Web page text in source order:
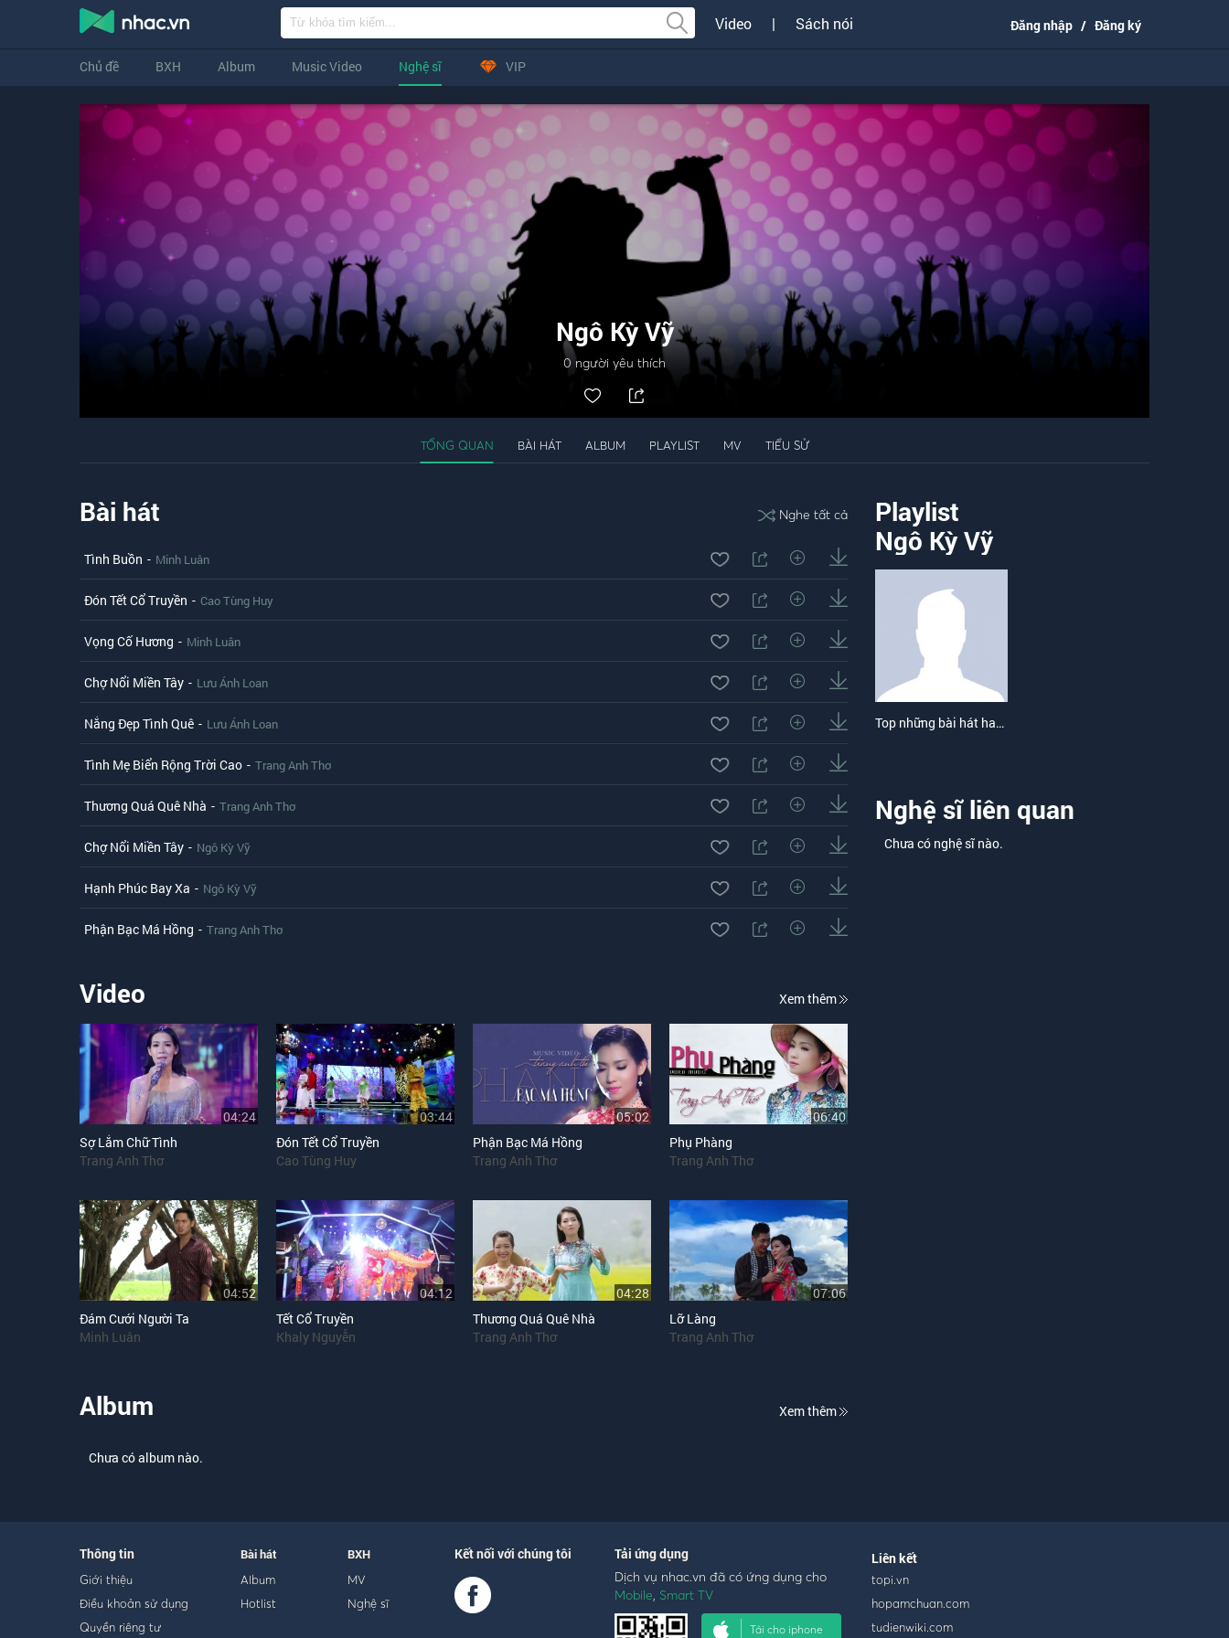
Video | Sách nói Đăng nhập / Đăng ký
Chủ đề BXH Album Music Video Nghệ sĩ VIP
Ngô Kỳ Vỹ
0 người yêu thích
TỔNG QUAN BÀI HÁT ALBUM PLAYLIST MV TIỂU SỬ
Bài hát Nghe tất cả
Tình Buồn - Minh Luân
Đón Tết Cổ Truyền - Cao Tùng Huy
Vọng Cố Hương - Minh Luân
Chợ Nổi Miền Tây - Lưu Ánh Loan
Nắng Đẹp Tình Quê - Lưu Ánh Loan
Tình Mẹ Biển Rộng Trời Cao - Trang Anh Thơ
Thương Quá Quê Nhà - Trang Anh Thơ
Chợ Nổi Miền Tây - Ngô Kỳ Vỹ
Hạnh Phúc Bay Xa - Ngô Kỳ Vỹ
Phận Bạc Má Hồng - Trang Anh Thơ
Video Xem thêm
04:24
Sợ Lắm Chữ Tình
Trang Anh Thơ
03:44
Đón Tết Cổ Truyền
Cao Tùng Huy
05:02
Phận Bạc Má Hồng
Trang Anh Thơ
06:40
Phụ Phàng
Trang Anh Thơ
04:52
Đám Cưới Người Ta
Minh Luân
04:12
Tết Cổ Truyền
Khaly Nguyễn
04:28
Thương Quá Quê Nhà
Trang Anh Thơ
07:06
Lỡ Làng
Trang Anh Thơ
Album Xem thêm
Chưa có album nào.
Playlist
Ngô Kỳ Vỹ
Top những bài hát hay nhất của Ngô Kỳ Vỹ
Nghệ sĩ liên quan
Chưa có nghệ sĩ nào.
Thông tin
Giới thiệu
Điều khoản sử dụng
Quyền riêng tư
Bài hát
Album
Hotlist
BXH
MV
Nghệ sĩ
Kết nối với chúng tôi Tải ứng dụng
Dịch vụ nhac.vn đã có ứng dụng cho
Mobile, Smart TV
Tải cho iphone
Liên kết
topi.vn
hopamchuan.com
tudienwiki.com